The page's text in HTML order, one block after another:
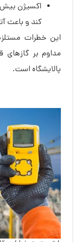
اکسیژن بیش
کند و باعث
این خطرات
مداوم بر
پالایشگاه است.